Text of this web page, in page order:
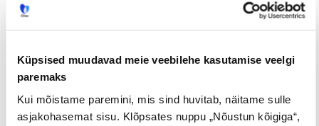
Küpsised muudavad meie veebilehe kasutamise veelgi
paremaks
Kui mõistame paremini, mis sind huvitab, näitame sulle
asjakohasemat sisu. Klõpsates nuppu „Nõustun kõigiga“,
Prev